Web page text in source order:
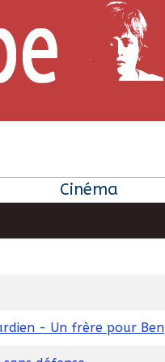
Cinéma
- Un frère pour Ben